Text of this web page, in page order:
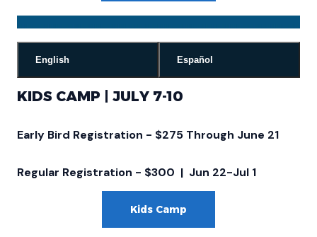
English Español
KIDS CAMP | JULY 7-10
Early Bird Registration - $275 Through June 21
Regular Registration - $300 | Jun 22-Jul 1
Kids Camp